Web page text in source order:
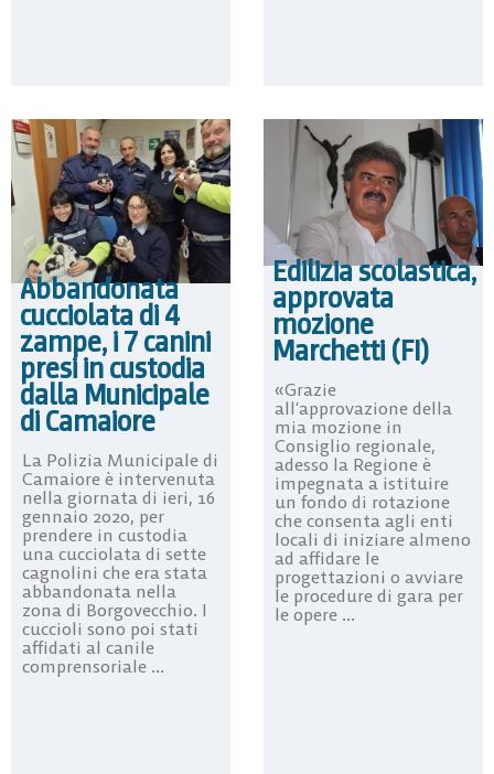
Abbandonata
cucciolata di 4
zampe, i 7 canini
presi in custodia
dalla Municipale
di Camaiore
La Polizia Municipale di
Camaiore è intervenuta
nella giornata di ieri, 16
gennaio 2020, per
prendere in custodia
una cucciolata di sette
cagnolini che era stata
abbandonata nella
zona di Borgovecchio. I
cuccioli sono poi stati
affidati al canile
comprensoriale ...
Edilizia scolastica,
approvata
mozione
Marchetti (FI)
«Grazie
all’approvazione della
mia mozione in
Consiglio regionale,
adesso la Regione è
impegnata a istituire
un fondo di rotazione
che consenta agli enti
locali di iniziare almeno
ad affidare le
progettazioni o avviare
le procedure di gara per
le opere ...